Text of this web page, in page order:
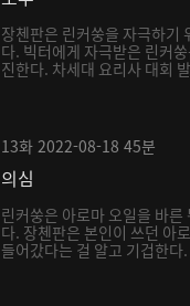
장첸판은 린커쑹을 자극하기
다. 빅터에게 자극받은 린커
진한다. 차세대 요리사 대회
13화 2022-08-18 45분
의심
린커쑹은 아로마 오일을 바
다. 장첸판은 본인이 쓰던 아
들어갔다는 걸 알고 기겁한